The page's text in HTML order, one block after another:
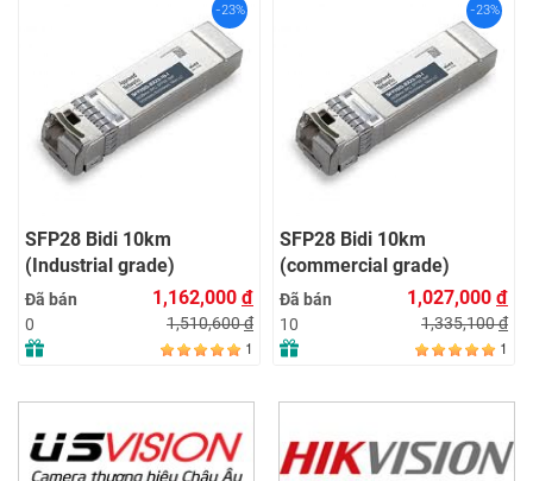
đ
đ
1
SFP28 Bidi 10km
(commercial grade)
Đã bán
1,027,000 đ
1,335,100 đ
1
155M SFP SM WDM
Tx1550/Rx1490 FP
LC with DDM
Đã bán
849,000
1,103,700